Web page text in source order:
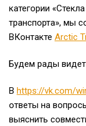
категории
транспорта», мы
ВКонтакте Arctic
Будем рады
В https://vk.com/
ответы на
выяснить